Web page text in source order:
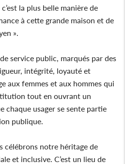
la plus belle manière de
à cette grande maison et de
».
service public, marqués par des
intégrité, loyauté et
aux femmes et aux hommes qui
tout en ouvrant un
chaque usager se sente partie
publique.
célébrons notre héritage de
et inclusive. C’est un lieu de